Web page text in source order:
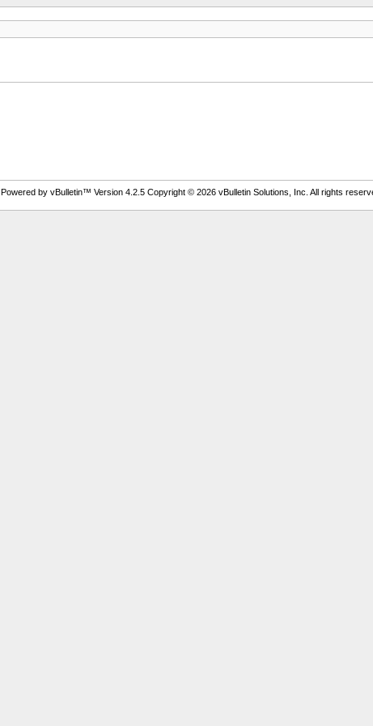
Powered by vBulletin™ Version 4.2.5 Copyright © 2026 vBulletin Solutions, Inc. All rights